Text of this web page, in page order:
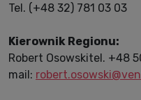
Tel. (+48 32) 781 03 03
Kierownik Regionu:
Robert Osowskitel. +48
mail: